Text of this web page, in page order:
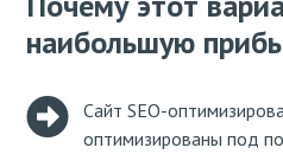
наибольшую
Сайт SEO-
оптимизированы под